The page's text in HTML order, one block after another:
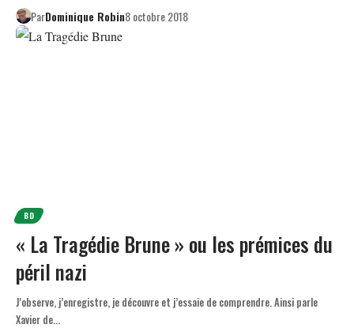
ParDominique Robin8 octobre 2018
BD
« La Tragédie Brune » ou les prémices du
péril nazi
J'observe, j’enregistre, je découvre et j’essaie de comprendre. Ainsi parle
Xavier de…